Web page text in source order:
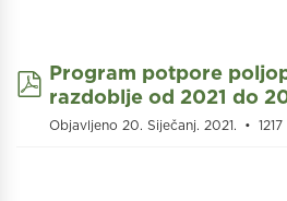
pdf
Program potpore
razdoblje od 2021 do
Objavljeno 20. Siječanj. 2021.